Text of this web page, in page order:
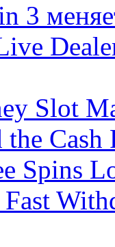
3
Slot
the Cash
Spins